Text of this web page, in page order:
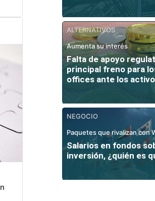
ALTERNATIVOS
Aumenta su interés
Falta de apoyo
principal freno para
offices ante los
NEGOCIO
Paquetes que rivalizan con
Salarios en fondos
inversión, ¿quién es